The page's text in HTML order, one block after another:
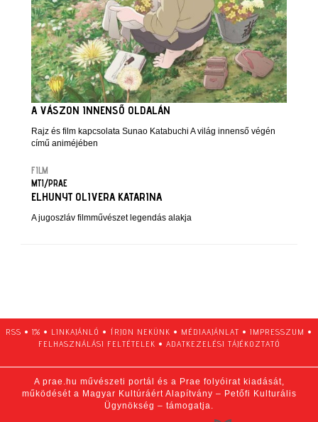
A VÁSZON INNENSŐ OLDALÁN
Rajz és film kapcsolata Sunao Katabuchi A világ innenső végén
című animéjében
FILM
MTI/PRAE
ELHUNYT OLIVERA KATARINA
A jugoszláv filmművészet legendás alakja
RSS • 1% • LINKAJÁNLÓ • ÍRJON NEKÜNK • MÉDIAAJÁNLAT • IMPRESSZUM •
FELHASZNÁLÁSI FELTÉTELEK • ADATKEZELÉSI TÁJÉKOZTATÓ
A prae.hu művészeti portál és a Prae folyóirat kiadását,
működését a Magyar Kultúráért Alapítvány – Petőfi Kulturális
Ügynökség – támogatja.